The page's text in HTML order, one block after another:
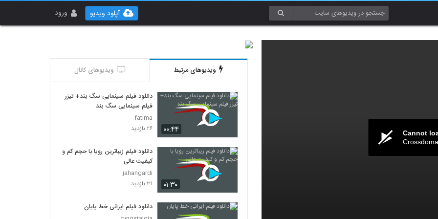
ورود آپلود ویدیو
Cannot
ویدیوهای مرتبط ویدیوهای کانال
۰۰:۴۴
دانلود فیلم سینمایی سگ بند+ تیزر
فیلم سینمایی سگ بند
fatima
۲۶ بازدید
۰۱:۳۰
دانلود فیلم زیباترین رویا با حجم کم و
کیفیت عالی
jahangardi
۳۱ بازدید
دانلود فیلم ایرانی خط پایان